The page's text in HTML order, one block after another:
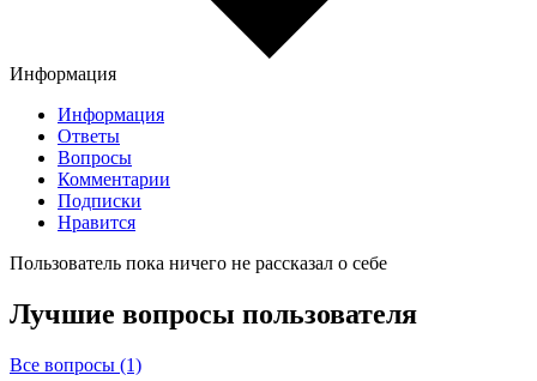
Информация
Информация
Ответы
Вопросы
Комментарии
Подписки
Нравится
Пользователь пока ничего не рассказал о себе
Лучшие вопросы пользователя
Все вопросы (1)